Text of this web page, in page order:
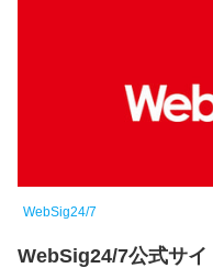
WebSig24/7
WebSig24/7公式サイ